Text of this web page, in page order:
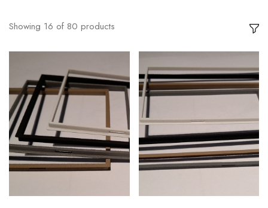
Showing 16 of 80 products